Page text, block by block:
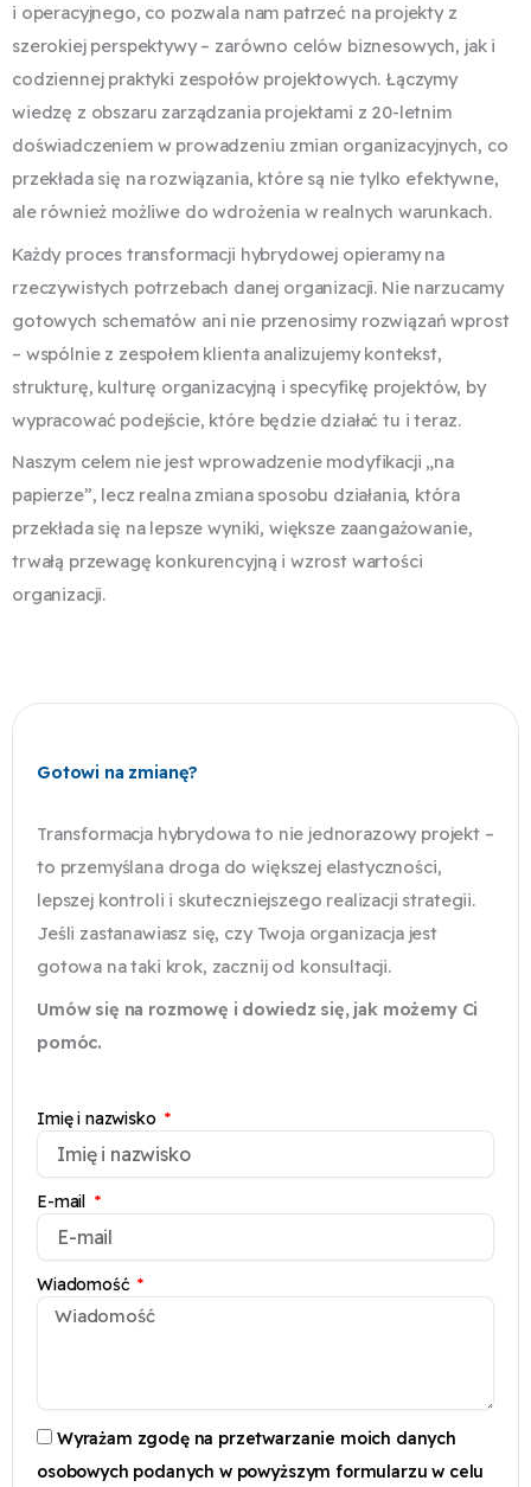
i operacyjnego, co pozwala nam patrzeć na projekty z
szerokiej perspektywy – zarówno celów biznesowych, jak i
codziennej praktyki zespołów projektowych. Łączymy
wiedzę z obszaru zarządzania projektami z 20-letnim
doświadczeniem w prowadzeniu zmian organizacyjnych, co
przekłada się na rozwiązania, które są nie tylko efektywne,
ale również możliwe do wdrożenia w realnych warunkach.
Każdy proces transformacji hybrydowej opieramy na
rzeczywistych potrzebach danej organizacji. Nie narzucamy
gotowych schematów ani nie przenosimy rozwiązań wprost
– wspólnie z zespołem klienta analizujemy kontekst,
strukturę, kulturę organizacyjną i specyfikę projektów, by
wypracować podejście, które będzie działać tu i teraz.
Naszym celem nie jest wprowadzenie modyfikacji „na
papierze”, lecz realna zmiana sposobu działania, która
przekłada się na lepsze wyniki, większe zaangażowanie,
trwałą przewagę konkurencyjną i wzrost wartości
organizacji.
Gotowi na zmianę?
Transformacja hybrydowa to nie jednorazowy projekt –
to przemyślana droga do większej elastyczności,
lepszej kontroli i skuteczniejszego realizacji strategii.
Jeśli zastanawiasz się, czy Twoja organizacja jest
gotowa na taki krok, zacznij od konsultacji.
Umów się na rozmowę i dowiedz się, jak możemy Ci
pomóc.
Imię i nazwisko
E-mail
Wiadomość
Wyrażam zgodę na przetwarzanie moich danych
osobowych podanych w powyższym formularzu w celu